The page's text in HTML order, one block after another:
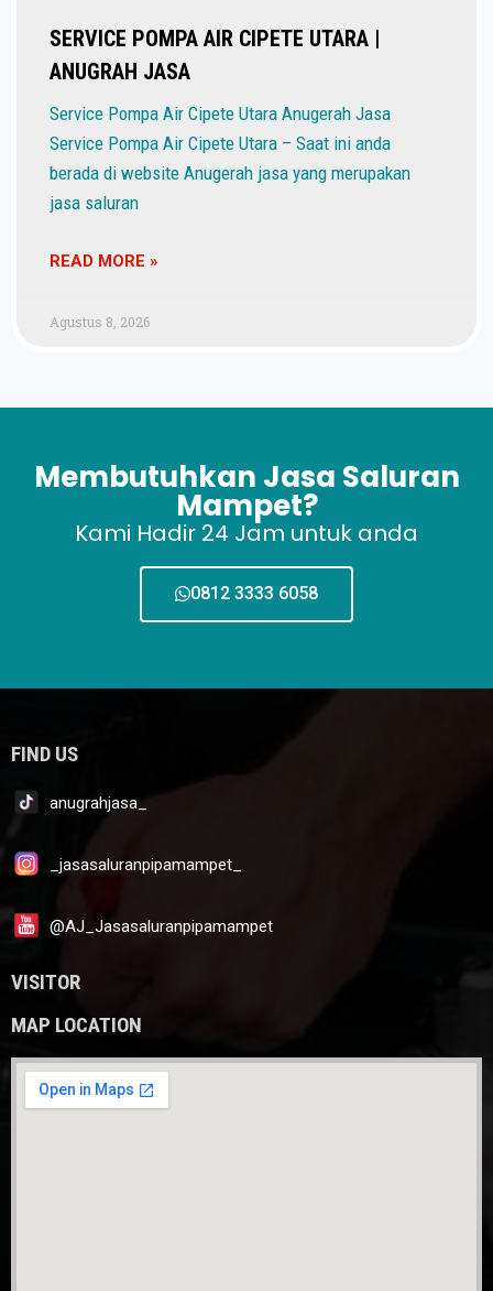
SERVICE POMPA AIR CIPETE UTARA |
ANUGRAH JASA
Service Pompa Air Cipete Utara Anugerah Jasa
Service Pompa Air Cipete Utara – Saat ini anda
berada di website Anugerah jasa yang merupakan
jasa saluran
READ MORE »
Agustus 8, 2026
Membutuhkan Jasa Saluran
Mampet?
Kami Hadir 24 Jam untuk anda
0812 3333 6058
FIND US
anugrahjasa_
_jasasaluranpipamampet_
@AJ_Jasasaluranpipamampet
VISITOR
MAP LOCATION